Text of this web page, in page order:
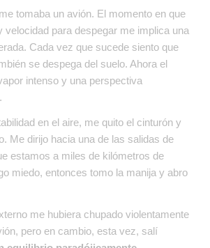
tomaba un avión. El momento en que
velocidad para despegar me implica una
Cada vez que sucede siento que
se despega del suelo. Ahora el
intenso y una perspectiva
en el aire, me quito el cinturón y
Me dirijo hacia una de las salidas de
estamos a miles de kilómetros de
miedo, entonces tomo la manija y abro
me hubiera chupado violentamente
pero en cambio, esta vez, salí